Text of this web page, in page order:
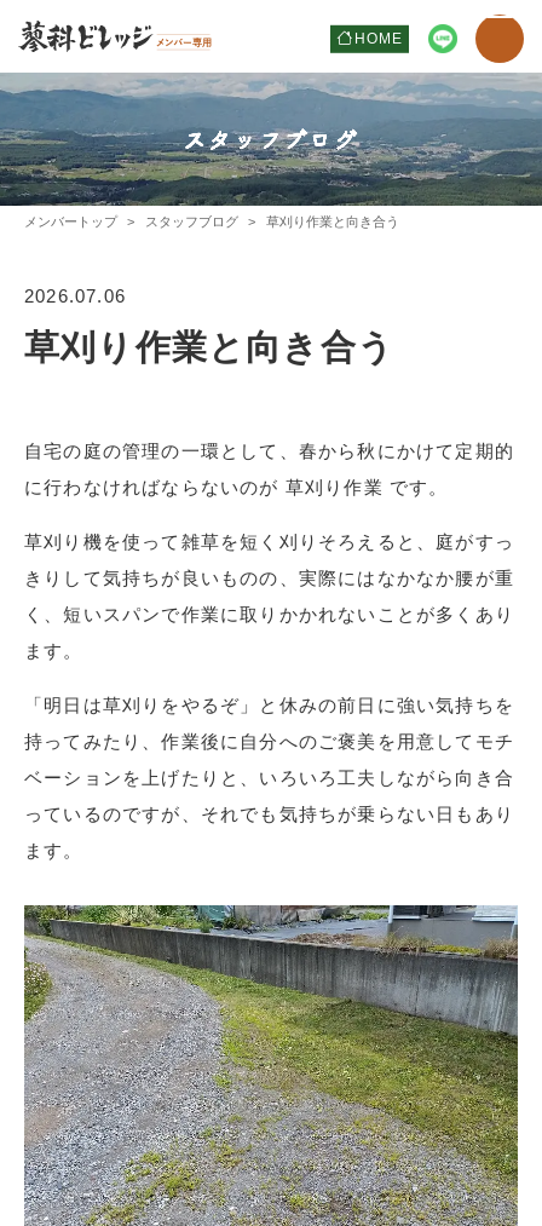
HOME
スタッフブログ
メンバートップ スタッフブログ 草刈り作業と向き合う
2026.07.06
草刈り作業と向き合う
自宅の庭の管理の一環として、春から秋にかけて定期的
に行わなければならないのが 草刈り作業 です。
草刈り機を使って雑草を短く刈りそろえると、庭がすっ
きりして気持ちが良いものの、実際にはなかなか腰が重
く、短いスパンで作業に取りかかれないことが多くあり
ます。
「明日は草刈りをやるぞ」と休みの前日に強い気持ちを
持ってみたり、作業後に自分へのご褒美を用意してモチ
ベーションを上げたりと、いろいろ工夫しながら向き合
っているのですが、それでも気持ちが乗らない日もあり
ます。